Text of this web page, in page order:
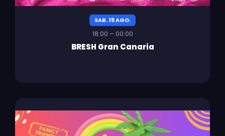
SAB. 15 AGO.
18:00 – 00:00
BRESH Gran Canaria